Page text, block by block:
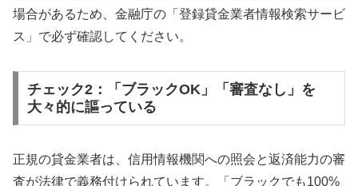
場合があるため、金融庁の「登録貸金業者情報検索サービ
ス」で必ず確認してください。
チェック2：「ブラックOK」「審査なし」を
大々的に謳っている
正規の貸金業者は、信用情報機関への照会と返済能力の審
査が法律で義務付けられています。「ブラックでも100%